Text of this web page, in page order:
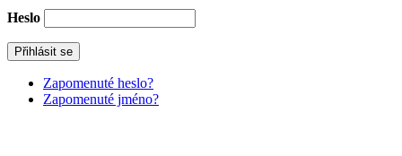
Heslo
Zapomenuté heslo?
Zapomenuté jméno?